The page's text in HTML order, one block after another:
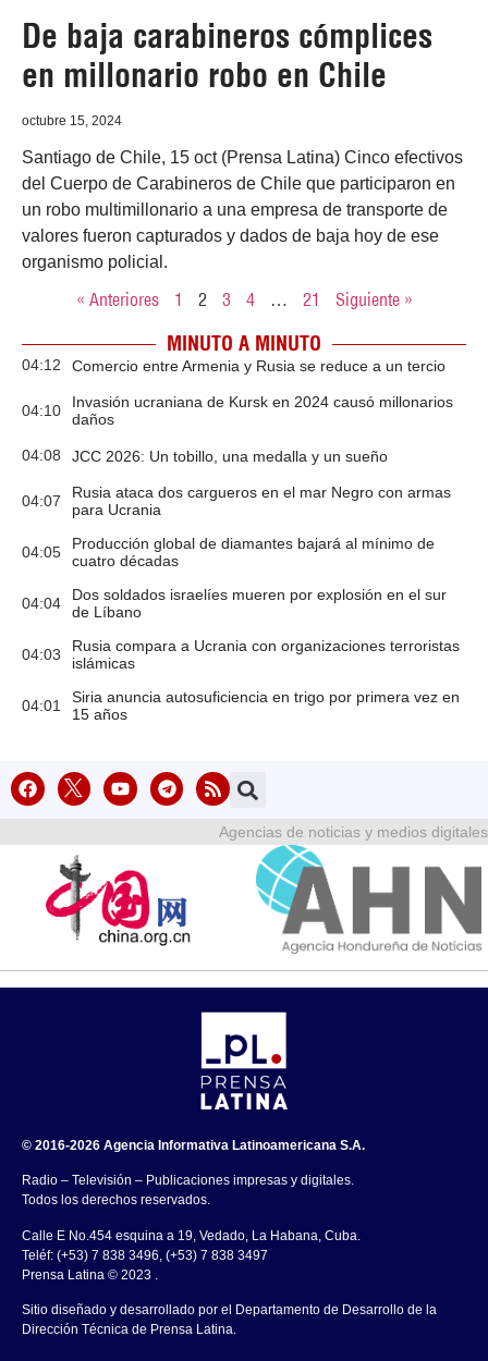
De baja carabineros cómplices
en millonario robo en Chile
octubre 15, 2024
Santiago de Chile, 15 oct (Prensa Latina) Cinco efectivos
del Cuerpo de Carabineros de Chile que participaron en
un robo multimillonario a una empresa de transporte de
valores fueron capturados y dados de baja hoy de ese
organismo policial.
« Anteriores 1 2 3 4 … 21 Siguiente »
MINUTO A MINUTO
04:12 Comercio entre Armenia y Rusia se reduce a un tercio
04:10
Invasión ucraniana de Kursk en 2024 causó millonarios
daños
04:08 JCC 2026: Un tobillo, una medalla y un sueño
04:07
Rusia ataca dos cargueros en el mar Negro con armas
para Ucrania
04:05
Producción global de diamantes bajará al mínimo de
cuatro décadas
04:04
Dos soldados israelíes mueren por explosión en el sur
de Líbano
04:03
Rusia compara a Ucrania con organizaciones terroristas
islámicas
04:01
Siria anuncia autosuficiencia en trigo por primera vez en
15 años
Agencias de noticias y medios digitales
© 2016-2026 Agencia Informativa Latinoamericana S.A.
Radio – Televisión – Publicaciones impresas y digitales.
Todos los derechos reservados.
Calle E No.454 esquina a 19, Vedado, La Habana, Cuba.
Teléf: (+53) 7 838 3496, (+53) 7 838 3497
Prensa Latina © 2023 .
Sitio diseñado y desarrollado por el Departamento de Desarrollo de la
Dirección Técnica de Prensa Latina.